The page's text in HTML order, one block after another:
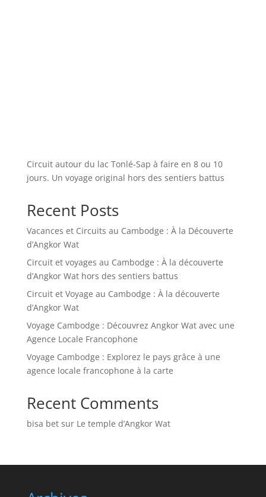
Circuit autour du lac Tonlé-Sap à faire en 8 ou 10
jours. Un voyage original hors des sentiers battus
Recent Posts
Vacances et Circuits au Cambodge : À la Découverte
d’Angkor Wat
Circuit et voyages au Cambodge : À la découverte
d’Angkor Wat hors des sentiers battus
Circuit et Voyage au Cambodge : À la découverte
d’Angkor Wat
Voyage Cambodge : Découvrez Angkor Wat avec une
Agence Locale Francophone
Voyage Cambodge : Explorez le pays grâce à une
agence locale francophone à la carte
Recent Comments
bisa betsur Le temple d’Angkor Wat